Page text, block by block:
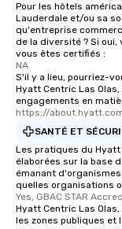
Pour les hôtels
Lauderdale et/ou sa
qu'entreprise
de la diversité ? Si
vous êtes certifiés :
NA
S'il y a lieu, pourriez-
Hyatt Centric Las
engagements en
https://
SANTÉ ET
Les pratiques du
élaborées sur la base
émanant
quelles organisations
Yes, GBAC STAR
Hyatt Centric Las
les zones publiques et